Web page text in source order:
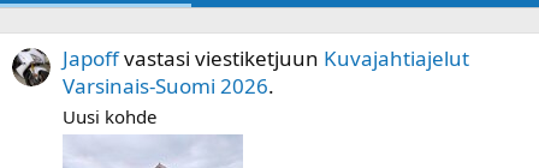
Japoffvastasi viestiketjuun Kuvajahtiajelut
Varsinais-Suomi 2026.
Uusi kohde